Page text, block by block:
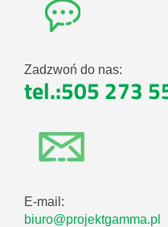
Zadzwoń do nas:
tel.:505 273
E-mail:
biuro@projektgamma.pl